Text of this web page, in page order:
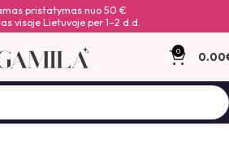
pristatymas nuo 50 €
visoje Lietuvoje per 1–2 d.d.
0 0.00